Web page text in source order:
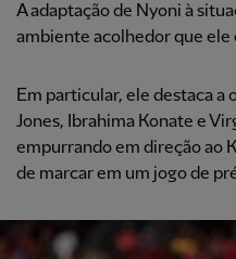
A adaptação de Nyoni à
ambiente acolhedor que ele
Em particular, ele destaca
Jones, Ibrahima Konate e
empurrando em direção ao
de marcar em um jogo de